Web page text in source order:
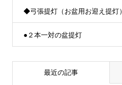
◆弓張提灯（お盆用お迎え提灯）
●２本一対の盆提灯
最近の記事